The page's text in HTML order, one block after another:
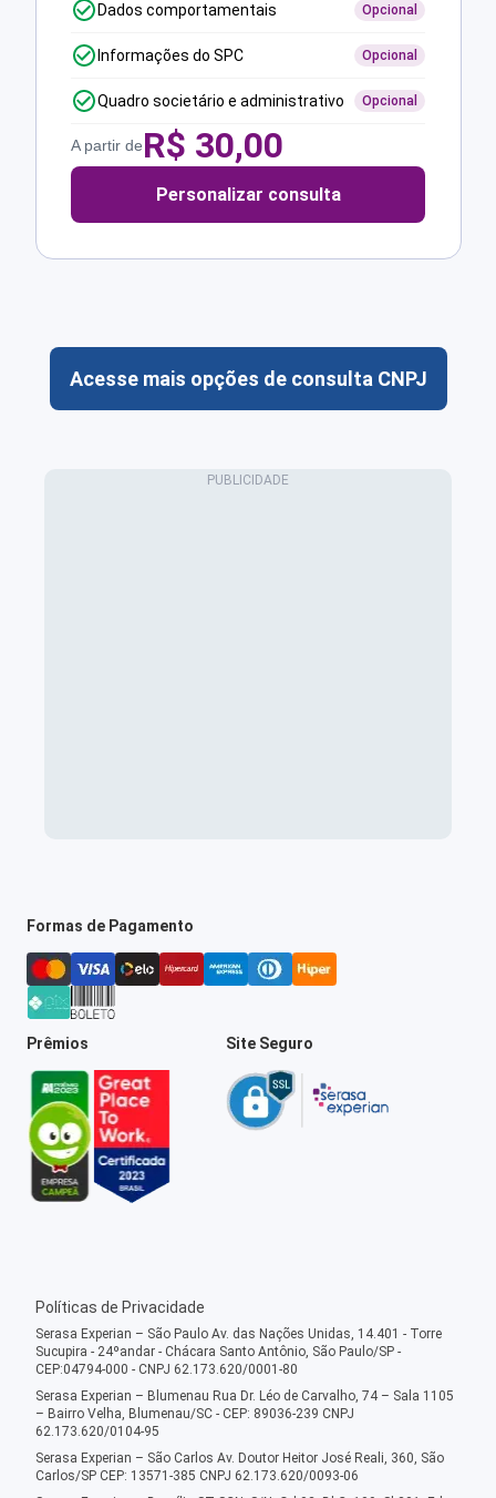
Dados comportamentais Opcional
Informações do SPC Opcional
Quadro societário e administrativo Opcional
A partir deR$ 30,00
Personalizar consulta
Acesse mais opções de consulta CNPJ
Formas de Pagamento
Prêmios Site Seguro
Políticas de Privacidade
Serasa Experian – São Paulo Av. das Nações Unidas, 14.401 - Torre
Sucupira - 24ºandar - Chácara Santo Antônio, São Paulo/SP -
CEP:04794-000 - CNPJ 62.173.620/0001-80
Serasa Experian – Blumenau Rua Dr. Léo de Carvalho, 74 – Sala 1105
– Bairro Velha, Blumenau/SC - CEP: 89036-239 CNPJ
62.173.620/0104-95
Serasa Experian – São Carlos Av. Doutor Heitor José Reali, 360, São
Carlos/SP CEP: 13571-385 CNPJ 62.173.620/0093-06